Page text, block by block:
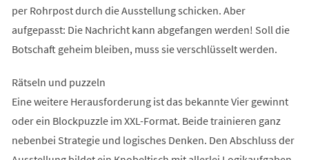
per Rohrpost durch die Ausstellung schicken. Aber
aufgepasst: Die Nachricht kann abgefangen werden! Soll die
Botschaft geheim bleiben, muss sie verschlüsselt werden.
Rätseln und puzzeln
Eine weitere Herausforderung ist das bekannte Vier gewinnt
oder ein Blockpuzzle im XXL-Format. Beide trainieren ganz
nebenbei Strategie und logisches Denken. Den Abschluss der